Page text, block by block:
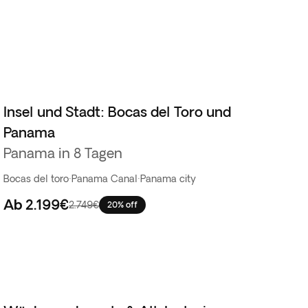
Insel und Stadt: Bocas del Toro und
Panama
Panama in 8 Tagen
Bocas del toro·Panama Canal ·Panama city
Ab 2.199€2.749€ 20% off